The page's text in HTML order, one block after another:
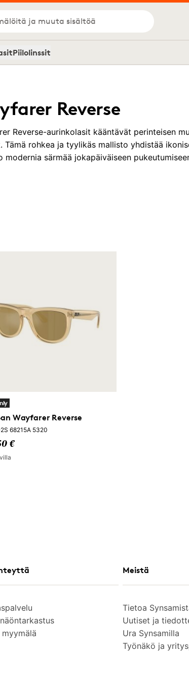
ja muuta sisältöä
Piilolinssit
Reverse
Reverse-aurinkolasit kääntävät perinteisen
rohkea ja tyylikäs mallisto yhdistää
särmää jokapäiväiseen
Wayfarer Reverse
68215A 5320
€
Meistä
Tietoa
Uutiset ja
Ura Synsamilla
Työnäkö ja